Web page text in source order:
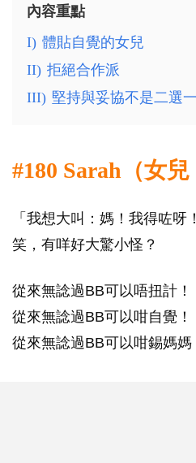
內容重點
I) 體貼自覺的女兒
II) 拒絕合作派
III) 堅持與妥協不是二選一
#180 Sarah（女兒
「我想大叫：媽！我得咗呀
笑，有咩好大驚小怪？
從來無諗過BB可以唔扭計！
從來無諗過BB可以咁自覺！
從來無諗過BB可以咁錫媽媽